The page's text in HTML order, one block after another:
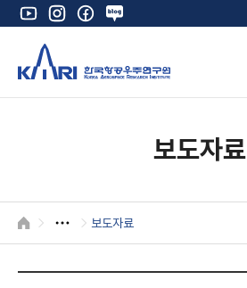
유
튜
인
스
타
그
램
페
이
북
네
이
블
로
K
보도자료
HOME 보도자료